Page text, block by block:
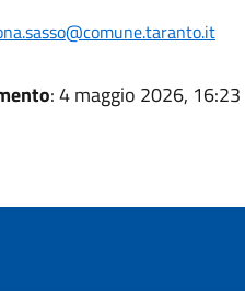
: 4 maggio 2026, 16:23